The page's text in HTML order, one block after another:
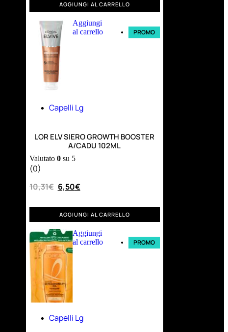
AGGIUNGI AL CARRELLO
Aggiungi
al carrello
PROMO
Capelli Lg
LOR ELV SIERO GROWTH BOOSTER
A/CADU 102ML
Valutato 0su 5
(0)
10,31€ 6,50€
AGGIUNGI AL CARRELLO
Aggiungi
al carrello
PROMO
Capelli Lg